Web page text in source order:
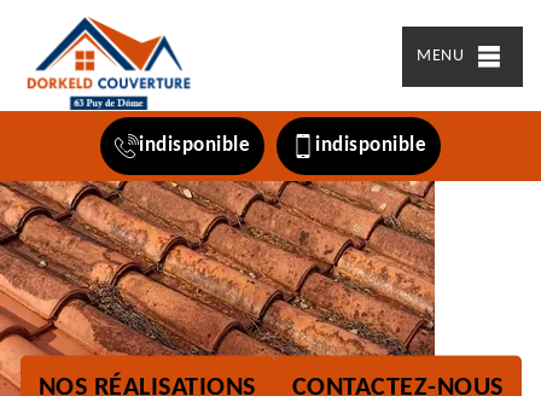
MENU
indisponible indisponible
NOS RÉALISATIONS CONTACTEZ-NOUS